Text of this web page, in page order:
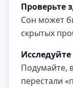
Проверьте
Сон может
скрытых
Подумайте,
перестали